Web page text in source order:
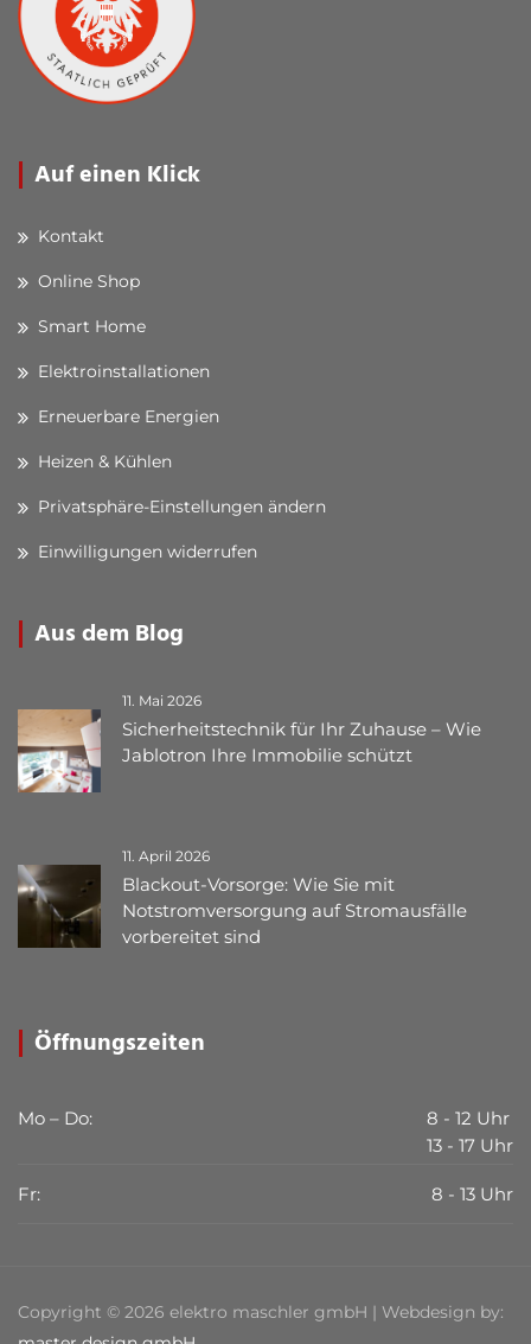
Auf einen Klick
Kontakt
Online Shop
Smart Home
Elektroinstallationen
Erneuerbare Energien
Heizen & Kühlen
Privatsphäre-Einstellungen ändern
Einwilligungen widerrufen
Aus dem Blog
11. Mai 2026
Sicherheitstechnik für Ihr Zuhause – Wie
Jablotron Ihre Immobilie schützt
11. April 2026
Blackout-Vorsorge: Wie Sie mit
Notstromversorgung auf Stromausfälle
vorbereitet sind
Öffnungszeiten
Mo – Do:
8 - 12 Uhr
13 - 17 Uhr
Fr: 8 - 13 Uhr
Copyright © 2026 elektro maschler gmbH | Webdesign by: